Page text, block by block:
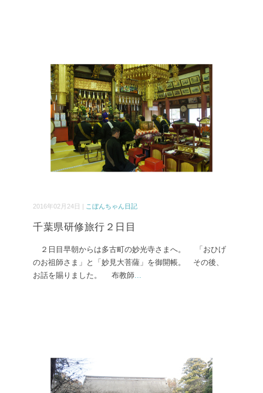
2016年02月24日 | こぼんちゃん日記
千葉県研修旅行２日目
２日目早朝からは多古町の妙光寺さまへ。 「おひげ
のお祖師さま」と「妙見大菩薩」を御開帳。 その後、
お話を賜りました。 布教師...